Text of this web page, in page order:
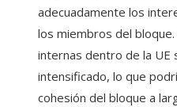
adecuadamente los
los miembros del
internas dentro de la UE
intensificado, lo que
cohesión del bloque a